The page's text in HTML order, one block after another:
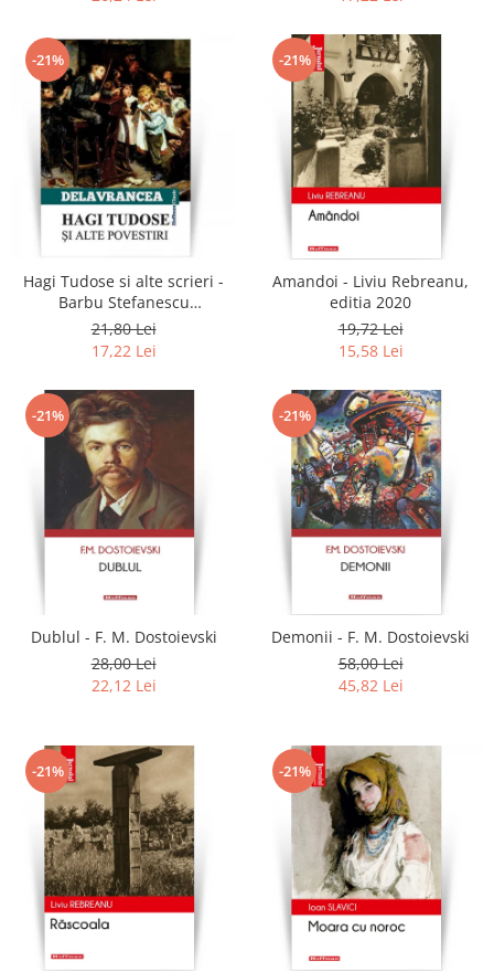
-21%
Hagi Tudose si alte scrieri -
Barbu Stefanescu
Delavrancea
21,80 Lei
17,22 Lei
-21%
Amandoi - Liviu Rebreanu,
editia 2020
19,72 Lei
15,58 Lei
-21%
Dublul - F. M. Dostoievski
28,00 Lei
22,12 Lei
-21%
Demonii - F. M. Dostoievski
58,00 Lei
45,82 Lei
-21% -21%